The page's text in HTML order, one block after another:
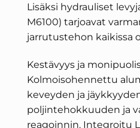
Lisäksi hydrauliset
M6100) tarjoavat
jarrutustehon kaikissa
Kestävyys ja
Kolmoisohennettu
keveyden ja
poljintehokkuuden ja
reagoinnin. Integroitu